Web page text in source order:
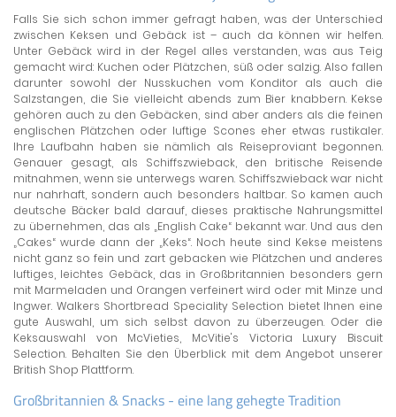
Falls Sie sich schon immer gefragt haben, was der Unterschied
zwischen Keksen und Gebäck ist – auch da können wir helfen.
Unter Gebäck wird in der Regel alles verstanden, was aus Teig
gemacht wird: Kuchen oder Plätzchen, süß oder salzig. Also fallen
darunter sowohl der Nusskuchen vom Konditor als auch die
Salzstangen, die Sie vielleicht abends zum Bier knabbern. Kekse
gehören auch zu den Gebäcken, sind aber anders als die feinen
englischen Plätzchen oder luftige Scones eher etwas rustikaler.
Ihre Laufbahn haben sie nämlich als Reiseproviant begonnen.
Genauer gesagt, als Schiffszwieback, den britische Reisende
mitnahmen, wenn sie unterwegs waren. Schiffszwieback war nicht
nur nahrhaft, sondern auch besonders haltbar. So kamen auch
deutsche Bäcker bald darauf, dieses praktische Nahrungsmittel
zu übernehmen, das als „English Cake“ bekannt war. Und aus den
„Cakes“ wurde dann der „Keks“. Noch heute sind Kekse meistens
nicht ganz so fein und zart gebacken wie Plätzchen und anderes
luftiges, leichtes Gebäck, das in Großbritannien besonders gern
mit Marmeladen und Orangen verfeinert wird oder mit Minze und
Ingwer. Walkers Shortbread Speciality Selection bietet Ihnen eine
gute Auswahl, um sich selbst davon zu überzeugen. Oder die
Keksauswahl von McVieties, McVitie's Victoria Luxury Biscuit
Selection. Behalten Sie den Überblick mit dem Angebot unserer
British Shop Plattform.
Großbritannien & Snacks - eine lang gehegte Tradition